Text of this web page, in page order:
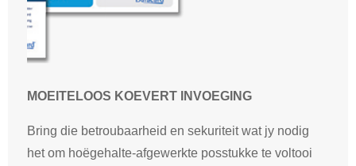
MOEITELOOS KOEVERT INVOEGING
Bring die betroubaarheid en sekuriteit wat jy nodig
het om hoëgehalte-afgewerkte posstukke te voltooi